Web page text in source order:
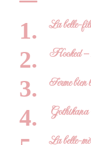
La belle-
Hooked
Ferme
La belle-